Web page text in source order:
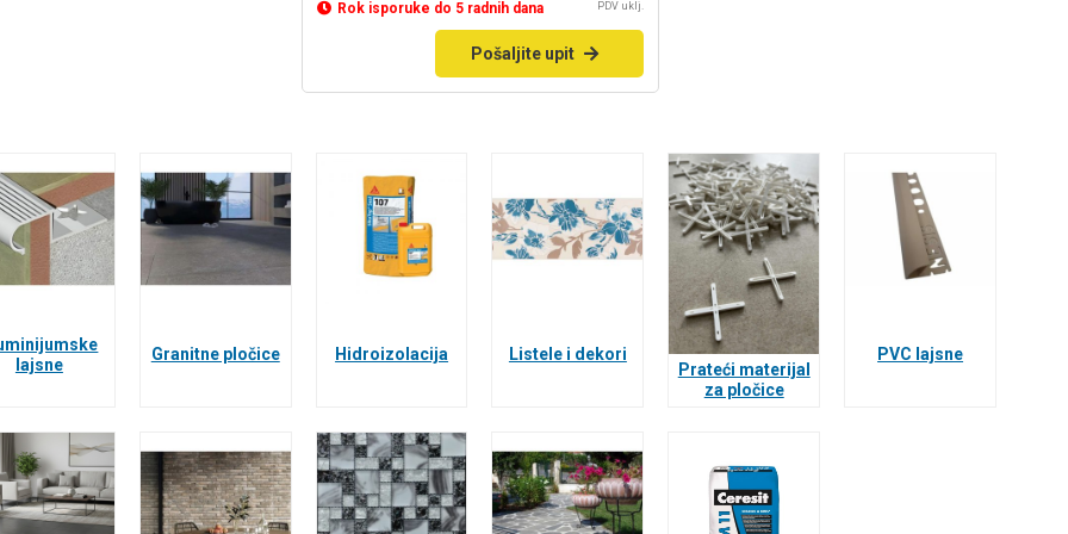
Rok isporuke do 5 radnih dana PDV uklj.
Pošaljite upit
lajsne
Granitne pločice Hidroizolacija Listele i dekori
Prateći materijal
za pločice
PVC lajsne